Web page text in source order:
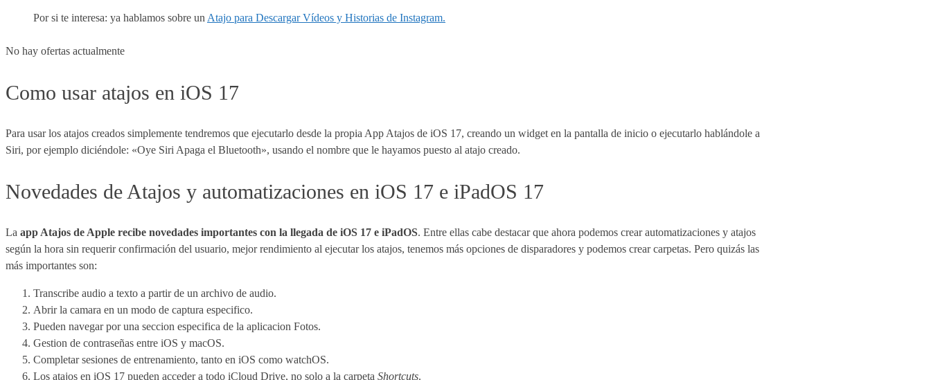
Por si te interesa: ya hablamos sobre un Atajo para Descargar Vídeos y Historias de Instagram.
No hay ofertas actualmente
Como usar atajos en iOS 17
Para usar los atajos creados simplemente tendremos que ejecutarlo desde la propia App Atajos de iOS 17, creando un widget en la pantalla de inicio o ejecutarlo hablándole a
Siri, por ejemplo diciéndole: «Oye Siri Apaga el Bluetooth», usando el nombre que le hayamos puesto al atajo creado.
Novedades de Atajos y automatizaciones en iOS 17 e iPadOS 17
La app Atajos de Apple recibe novedades importantes con la llegada de iOS 17 e iPadOS. Entre ellas cabe destacar que ahora podemos crear automatizaciones y atajos
según la hora sin requerir confirmación del usuario, mejor rendimiento al ejecutar los atajos, tenemos más opciones de disparadores y podemos crear carpetas. Pero quizás las
más importantes son:
Transcribe audio a texto a partir de un archivo de audio.
Abrir la camara en un modo de captura especifico.
Pueden navegar por una seccion especifica de la aplicacion Fotos.
Gestion de contraseñas entre iOS y macOS.
Completar sesiones de entrenamiento, tanto en iOS como watchOS.
Los atajos en iOS 17 pueden acceder a todo iCloud Drive, no solo a la carpeta Shortcuts.